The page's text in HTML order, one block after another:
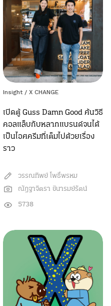
Insight / X CHANGE
เปิดตู้ Guss Damn Good ค้นวิธี
คอลแล็บกับหลากแบรนด์จนได้
เป็นไอศครีมที่เต็มไปด้วยเรื่อง
ราว
วรรณทิพย์ โพธิ์พรหม
ณัฎฐาจิตรา ชินารมย์รัตน์
5738